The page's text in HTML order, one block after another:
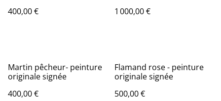
400,00 €
1 000,00 €
Martin pêcheur- peinture
originale signée
400,00 €
Flamand rose - peinture
originale signée
500,00 €